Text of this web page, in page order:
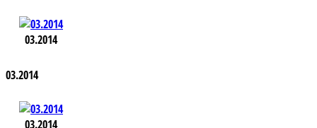
03.2014
03.2014
03.2014